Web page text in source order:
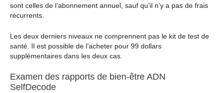
sont celles de l’abonnement annuel, sauf qu’il n’y a pas de frais
récurrents.
Les deux derniers niveaux ne comprennent pas le kit de test de
santé. Il est possible de l’acheter pour 99 dollars
supplémentaires dans les deux cas.
Examen des rapports de bien-être ADN
SelfDecode